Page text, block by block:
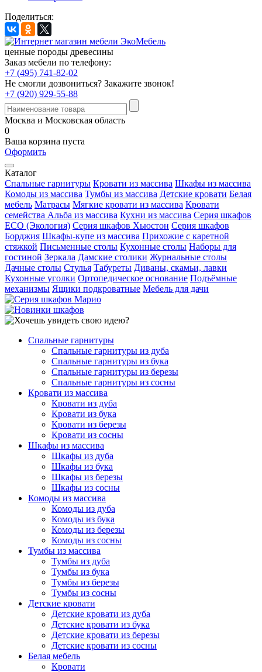
Поделиться:
ценные породы древесины
Заказ мебели по телефону:
+7 (495) 741-82-02
Не смогли дозвониться? Закажите звонок!
+7 (920) 929-55-88
Москва и Московская область
0
Ваша корзина пуста
Оформить
Каталог
Спальные гарнитуры Кровати из массива Шкафы из массива
Комоды из массива Тумбы из массива Детские кровати Белая
мебель Матрасы Мягкие кровати из массива Кровати
семейства Альба из массива Кухни из массива Серия шкафов
ECO (Экология) Серия шкафов Хьюстон Серия шкафов
Борджия Шкафы-купе из массива Прихожие с каретной
стяжкой Письменные столы Кухонные столы Наборы для
гостиной Зеркала Дамские столики Журнальные столы
Дачные столы Стулья Табуреты Диваны, скамьи, лавки
Кухонные уголки Ортопедическое основание Подъёмные
механизмы Ящики подкроватные Мебель для дачи
Спальные гарнитуры
Спальные гарнитуры из дуба
Спальные гарнитуры из бука
Спальные гарнитуры из березы
Спальные гарнитуры из сосны
Кровати из массива
Кровати из дуба
Кровати из бука
Кровати из березы
Кровати из сосны
Шкафы из массива
Шкафы из дуба
Шкафы из бука
Шкафы из березы
Шкафы из сосны
Комоды из массива
Комоды из дуба
Комоды из бука
Комоды из березы
Комоды из сосны
Тумбы из массива
Тумбы из дуба
Тумбы из бука
Тумбы из березы
Тумбы из сосны
Детские кровати
Детские кровати из дуба
Детские кровати из бука
Детские кровати из березы
Детские кровати из сосны
Белая мебель
Кровати